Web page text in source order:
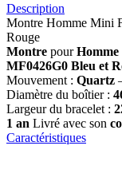
Description
Montre Homme Mini
Rouge
Montre pourHomme
MF0426G0 Bleu et
Mouvement : Quartz
Diamètre du boîtier :
Largeur du bracelet :
1 an Livré avec son
Caractéristiques